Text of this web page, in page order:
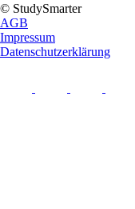
© StudySmarter
AGB
Impressum
Datenschutzerklärung